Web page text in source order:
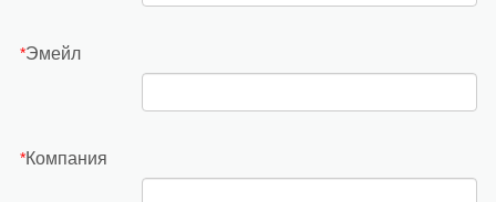
*Эмейл
*Компания